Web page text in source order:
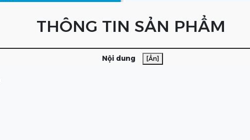
THÔNG TIN SẢN PHẨM
Nội dung [Ẩn]